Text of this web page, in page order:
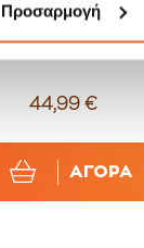
Προσαρμογή
44,99 €
ΑΓΟΡΑ